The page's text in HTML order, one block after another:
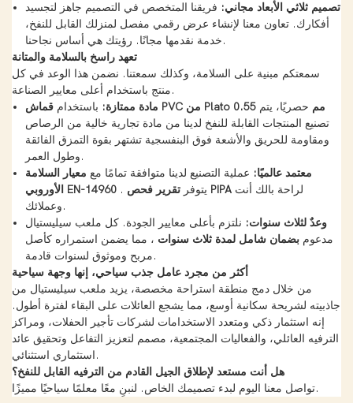
تصميم ثلاثي الأبعاد مجاني: فريقنا المتخصص في التصميم جاهز لتجسيد
أفكارك. تعاون معنا لإنشاء عرض رقمي مفصل لمنزلك القابل للنفخ،
خدمة نقدمها مجانًا. رؤيتك هي أساس نجاحنا.
تعهد راسخ بالسلامة والمتانة
سمعتكم مبنية على السلامة، وكذلك سمعتنا. نضمن هذا الوعد في كل
منتج باستخدام أعلى معايير الصناعة.
مادة ممتازة: باستخدام قماش PVC من Plato 0.55 مم حصريًا، يتم
تصنيع المنتجات القابلة للنفخ لدينا من مادة تجارية خالية من الرصاص
ومقاومة للحريق والأشعة فوق البنفسجية تشتهر بقوة التمزق الفائقة
وطول العمر.
معتمد عالميًا: عملية التصنيع لدينا متوافقة تمامًا مع معيار السلامة
الأوروبي EN-14960
. يتوفر تقرير فحص PIPAلراحة بالك أنت
وعملائك.
وعدٌ لثلاث سنوات: نلتزم بأعلى معايير الجودة. كل ملعب سيليستيال
مدعومبضمان شامل لمدة ثلاث سنوات ، مما يضمن استمراره كأصل
مربح وموثوق لسنوات قادمة.
أكثر من مجرد عامل جذب سياحي، إنها وجهة سياحية
من خلال دمج منطقة استراحة مخصصة، يزيد ملعب سيليستيال من
جاذبيته لشريحة سكانية أوسع، مما يشجع العائلات على البقاء لفترة أطول.
إنه استثمار ذكي ومتعدد الاستخدامات لشركات تأجير الحفلات، ومراكز
الترفيه العائلي، والفعاليات المجتمعية، مصمم لتعزيز التفاعل وتحقيق عائد
استثماري استثنائي.
هل أنت مستعد لإطلاق الجيل القادم من الترفيه القابل للنفخ؟
تواصل معنا اليوم لبدء تصميمك الخاص. لنبنِ معًا معلمًا سياحيًا مميزًا.